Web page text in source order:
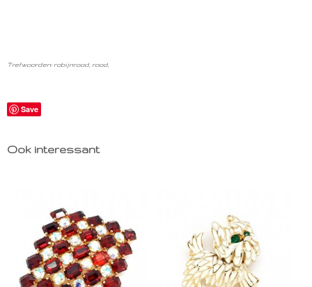
Trefwoorden: robijnrood, rood,
Save
Ook interessant